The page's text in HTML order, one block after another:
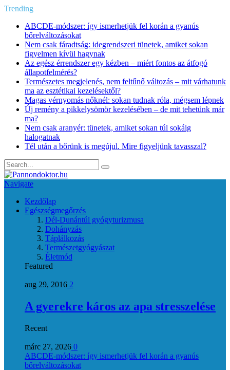
Trending
ABCDE‑módszer: így ismerhetjük fel korán a gyanús
bőrelváltozásokat
Nem csak fáradtság: idegrendszeri tünetek, amiket sokan
figyelmen kívül hagynak
Az egész érrendszer egy kézben – miért fontos az átfogó
állapotfelmérés?
Természetes megjelenés, nem feltűnő változás – mit várhatunk
ma az esztétikai kezelésektől?
Magas vérnyomás nőknél: sokan tudnak róla, mégsem lépnek
Új remény a pikkelysömör kezelésében – de mit tehetünk már
ma?
Nem csak aranyér: tünetek, amiket sokan túl sokáig
halogatnak
Tél után a bőrünk is megújul. Mire figyeljünk tavasszal?
Navigate
Kezdőlap
Egészségmegőrzés
Dél-Dunántúl gyógyturizmusa
Dohányzás
Táplálkozás
Természetgyógyászat
Életmód
Featured
aug 29, 2016 2
A gyerekre káros az apa stresszelése
Recent
márc 27, 2026 0
ABCDE‑módszer: így ismerhetjük fel korán a gyanús
bőrelváltozásokat